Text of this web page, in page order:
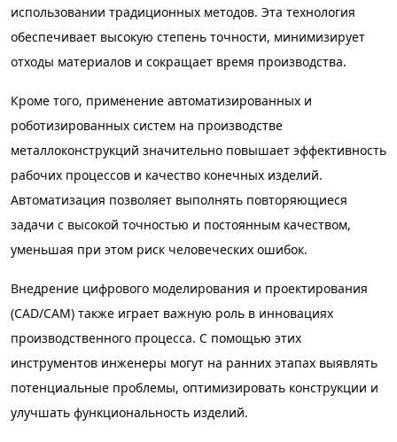
использовании традиционных методов. Эта технология
обеспечивает высокую степень точности, минимизирует
отходы материалов и сокращает время производства.
Кроме того, применение автоматизированных и
роботизированных систем на производстве
металлоконструкций значительно повышает эффективность
рабочих процессов и качество конечных изделий.
Автоматизация позволяет выполнять повторяющиеся
задачи с высокой точностью и постоянным качеством,
уменьшая при этом риск человеческих ошибок.
Внедрение цифрового моделирования и проектирования
(CAD/CAM) также играет важную роль в инновациях
производственного процесса. С помощью этих
инструментов инженеры могут на ранних этапах выявлять
потенциальные проблемы, оптимизировать конструкции и
улучшать функциональность изделий.